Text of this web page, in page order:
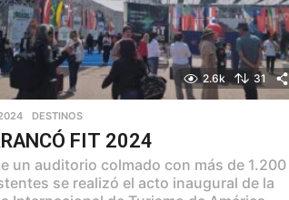
2.6k 31
,DESTINOS
FIT 2024
un auditorio colmado con más de 1.200
se realizó el acto inaugural de la